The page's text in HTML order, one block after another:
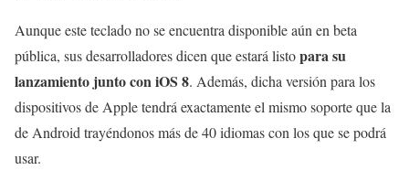
Aunque este teclado no se encuentra disponible aún en beta
pública, sus desarrolladores dicen que estará listopara su
lanzamiento junto con iOS 8. Además, dicha versión para los
dispositivos de Apple tendrá exactamente el mismo soporte que la
de Android trayéndonos más de 40 idiomas con los que se podrá
usar.